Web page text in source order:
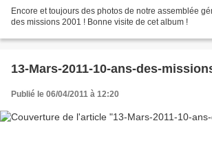
Encore et toujours des photos de notre assemblée
des missions 2001 ! Bonne visite de cet album !
13-Mars-2011-10-ans-des-
Publié le 06/04/2011 à 12:20